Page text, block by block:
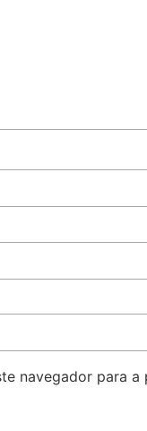
navegador para